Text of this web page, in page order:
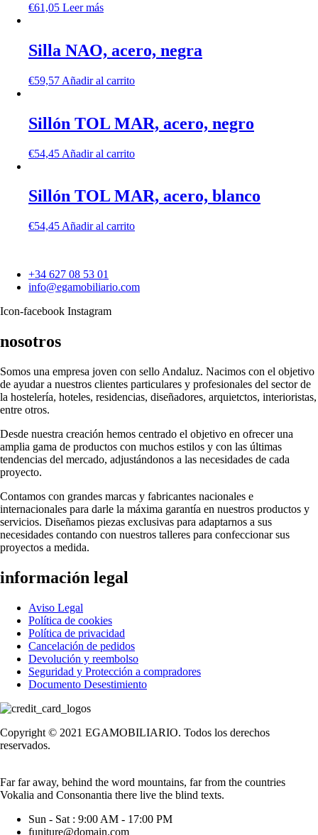
€61,05 Leer más
Silla NAO, acero, negra
€59,57 Añadir al carrito
Sillón TOL MAR, acero, negro
€54,45 Añadir al carrito
Sillón TOL MAR, acero, blanco
€54,45 Añadir al carrito
+34 627 08 53 01
info@egamobiliario.com
Icon-facebook Instagram
nosotros
Somos una empresa joven con sello Andaluz. Nacimos con el objetivo
de ayudar a nuestros clientes particulares y profesionales del sector de
la hostelería, hoteles, residencias, diseñadores, arquietctos, interioristas,
entre otros.
Desde nuestra creación hemos centrado el objetivo en ofrecer una
amplia gama de productos con muchos estilos y con las últimas
tendencias del mercado, adjustándonos a las necesidades de cada
proyecto.
Contamos con grandes marcas y fabricantes nacionales e
internacionales para darle la máxima garantía en nuestros productos y
servicios. Diseñamos piezas exclusivas para adaptarnos a sus
necesidades contando con nuestros talleres para confeccionar sus
proyectos a medida.
información legal
Aviso Legal
Política de cookies
Política de privacidad
Cancelación de pedidos
Devolución y reembolso
Seguridad y Protección a compradores
Documento Desestimiento
Copyright © 2021 EGAMOBILIARIO. Todos los derechos
reservados.
Far far away, behind the word mountains, far from the countries
Vokalia and Consonantia there live the blind texts.
Sun - Sat : 9:00 AM - 17:00 PM
funiture@domain.com